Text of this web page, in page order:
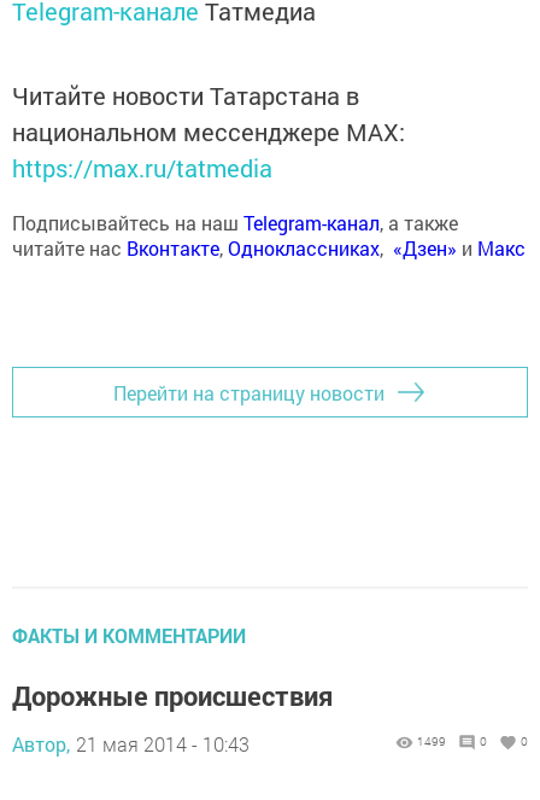
Telegram-канале Татмедиа
Читайте новости Татарстана в
национальном мессенджере MАХ:
https://max.ru/tatmedia
Подписывайтесь на наш Telegram-канал, а также
читайте нас Вконтакте,Одноклассниках, «Дзен» и Макс
Перейти на страницу новости
ФАКТЫ И КОММЕНТАРИИ
Дорожные происшествия
Автор, 21 мая 2014 - 10:43 1499 0 0